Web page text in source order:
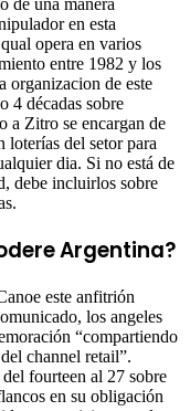
de una manera
en esta
opera en varios
entre 1982 y los
organizacion de este
4 décadas sobre
a Zitro se encargan de
loterías del setor para
dia. Si no está de
debe incluirlos sobre
Argentina?
este anfitrión
los angeles
“compartiendo
channel retail”.
fourteen al 27 sobre
en su obligación